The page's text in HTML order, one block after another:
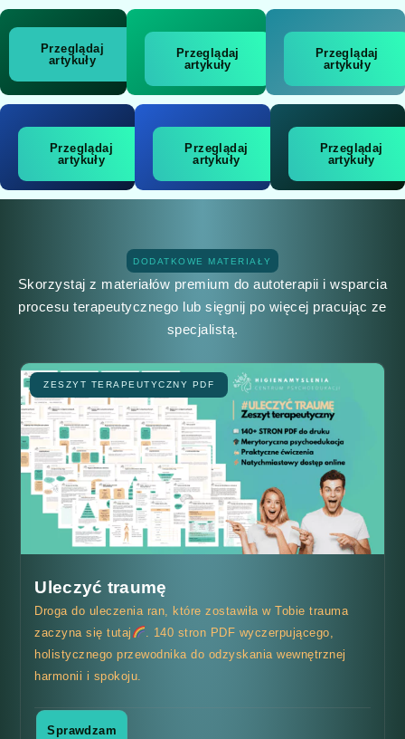
Przeglądaj
artykuły
Przeglądaj
artykuły
Przeglądaj
artykuły
Przeglądaj
artykuły
Przeglądaj
artykuły
Przeglądaj
artykuły
DODATKOWE MATERIAŁY
Skorzystaj z materiałów premium do autoterapii i wsparcia
procesu terapeutycznego lub sięgnij po więcej pracując ze
specjalistą.
ZESZYT TERAPEUTYCZNY PDF
Uleczyć traumę
Droga do uleczenia ran, które zostawiła w Tobie trauma
zaczyna się tutaj
. 140 stron PDF wyczerpującego,
holistycznego przewodnika do odzyskania wewnętrznej
harmonii i spokoju.
Sprawdzam